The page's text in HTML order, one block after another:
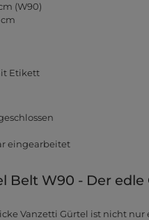
(W90)
Etikett
eingearbeitet
Belt W90 - Der edle
Vanzetti Gürtel ist nicht nur